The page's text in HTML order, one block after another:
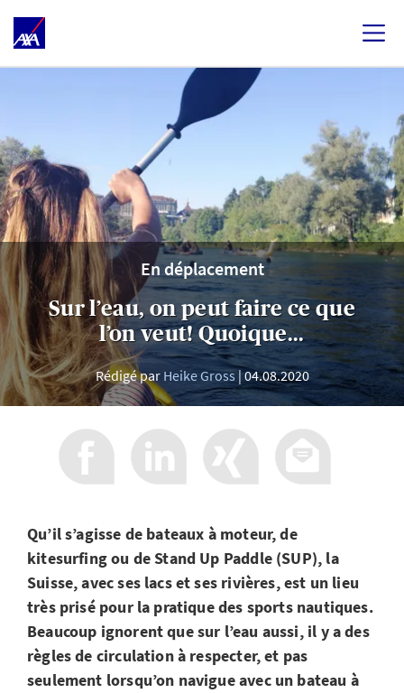
En déplacement
Sur l’eau, on peut faire ce que
l’on veut! Quoique...
Rédigé par Heike Gross 04.08.2020
Qu’il s’agisse de bateaux à moteur, de
kitesurfing ou de Stand Up Paddle (SUP), la
Suisse, avec ses lacs et ses rivières, est un lieu
très prisé pour la pratique des sports nautiques.
Beaucoup ignorent que sur l’eau aussi, il y a des
règles de circulation à respecter, et pas
seulement lorsqu’on navigue avec un bateau à